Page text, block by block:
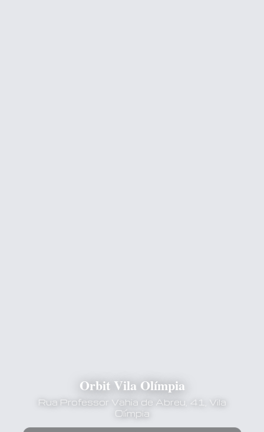
Orbit Vila Olímpia
Rua Professor Vahia de Abreu, 41, Vila
Olímpia